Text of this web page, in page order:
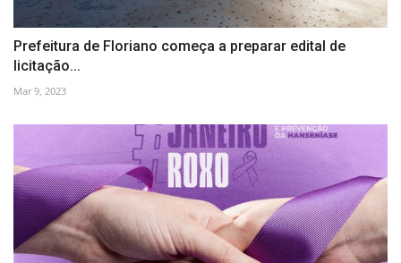
Prefeitura de Floriano começa a preparar edital de
licitação...
Mar 9, 2023